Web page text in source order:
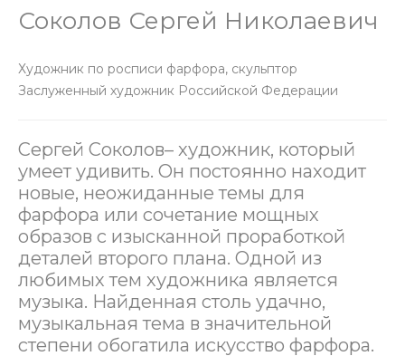
Соколов Сергей Николаевич
Художник по росписи фарфора, скульптор
Заслуженный художник Российской Федерации
Сергей Соколов– художник, который
умеет удивить. Он постоянно находит
новые, неожиданные темы для
фарфора или сочетание мощных
образов с изысканной проработкой
деталей второго плана. Одной из
любимых тем художника является
музыка. Найденная столь удачно,
музыкальная тема в значительной
степени обогатила искусство фарфора.